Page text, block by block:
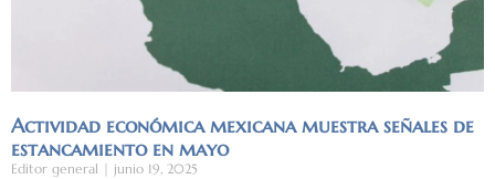
Actividad económica mexicana muestra señales de
estancamiento en mayo
Editor general junio 19, 2025